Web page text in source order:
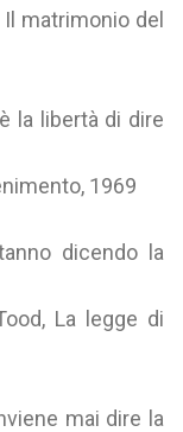
matrimonio del
la libertà di dire
1969
dicendo la
La legge di
mai dire la